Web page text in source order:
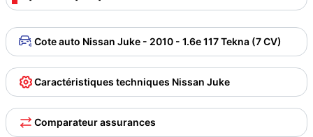
Cote auto Nissan Juke - 2010 - 1.6e 117 Tekna (7 CV)
Caractéristiques techniques Nissan Juke
Comparateur assurances